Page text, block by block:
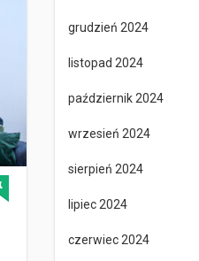
grudzień 2024
listopad 2024
październik 2024
wrzesień 2024
sierpień 2024
lipiec 2024
czerwiec 2024